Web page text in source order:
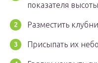
показателя
Разместить
Присыпать их